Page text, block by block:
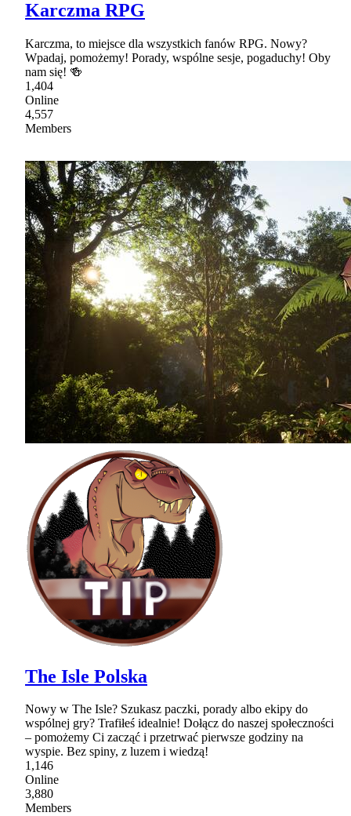
Karczma RPG
Karczma, to miejsce dla wszystkich fanów RPG. Nowy?
Wpadaj, pomożemy! Porady, wspólne sesje, pogaduchy! Oby
nam się! 🍻
1,404
Online
4,557
Members
The Isle Polska
Nowy w The Isle? Szukasz paczki, porady albo ekipy do
wspólnej gry? Trafiłeś idealnie! Dołącz do naszej społeczności
– pomożemy Ci zacząć i przetrwać pierwsze godziny na
wyspie. Bez spiny, z luzem i wiedzą!
1,146
Online
3,880
Members